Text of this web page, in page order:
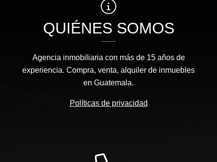
QUIÉNES SOMOS
Agencia inmobiliaria con más de 15 años de
experiencia. Compra, venta, alquiler de inmuebles
en Guatemala.
Políticas de privacidad